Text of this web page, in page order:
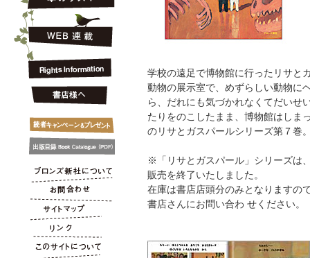
学校の遠足で博物館に行ったリサと
動物の展示室で、めずらしい動物に
ら、だれにも気づかれなくてだいせ
たりをのこしたまま、博物館はしま
のリサとガスパールシリーズ第７巻
※「リサとガスパール」シリーズは
販売を終了いたしました。
在庫は書店店頭分のみとなりますの
書店さんにお問い合わ せください。